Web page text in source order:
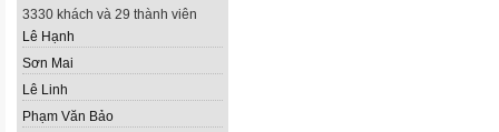
3330 khách và 29 thành viên
Lê Hạnh
Sơn Mai
Lê Linh
Phạm Văn Bảo